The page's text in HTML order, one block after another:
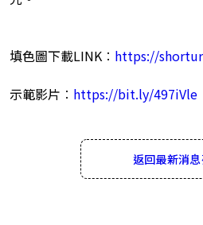
填色圖下載LINK︰ https://
示範影片︰ https://bit.ly/497iVle
返回最新消